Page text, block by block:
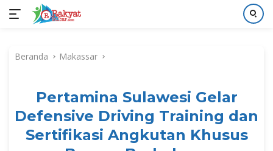
kontenBeranda Makassar
Pertamina Sulawesi Gelar
Defensive Driving Training dan
Sertifikasi Angkutan Khusus